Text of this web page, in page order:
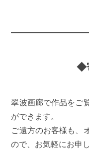
◆
翠波画廊で作品をご
ができます。
ご遠方のお客様も、
ので、お気軽にお申